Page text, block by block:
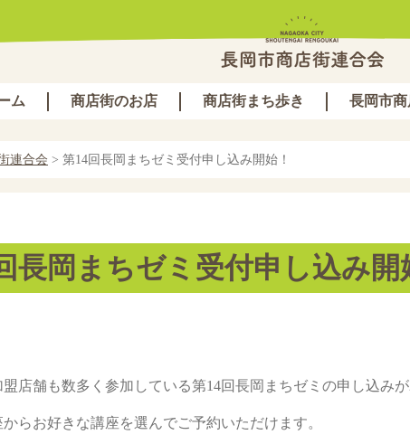
ム 商店街のお店 商店街まち歩き 長岡市
連合会 > 第14回長岡まちゼミ受付申し込み開始！
長岡まちゼミ受付申し込み開
店舗も数多く参加している第14回長岡まちゼミの申し込み
からお好きな講座を選んでご予約いただけます。